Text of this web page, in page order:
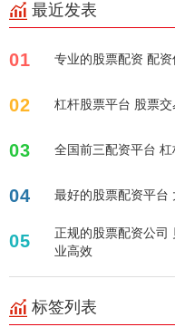
最近发表
01 专业的股票配资 配
02 杠杆股票平台 股票
03 全国前三配资平台
04 最好的股票配资平台
05
正规的股票配资公司
业高效
标签列表